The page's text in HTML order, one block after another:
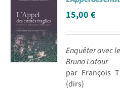
15,00€
Enquêter avec
Bruno Latour
par François
(dirs)